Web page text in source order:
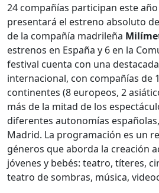
24 compañías participan este
presentará el estreno absoluto de
de la compañía madrileña
estrenos en España y 6 en la
festival cuenta con una
internacional, con compañías de
continentes (8 europeos, 2
más de la mitad de los
diferentes autonomías
Madrid. La programación es un
géneros que aborda la creación
jóvenes y bebés: teatro, títeres,
teatro de sombras, música,